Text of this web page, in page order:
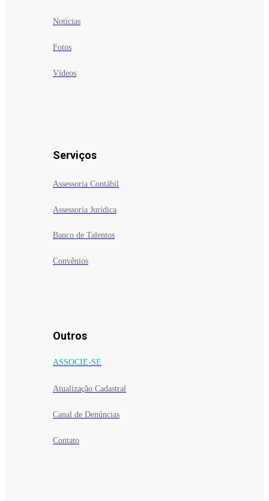
Notícias
Fotos
Vídeos
Serviços
Assessoria Contábil
Assessoria Jurídica
Banco de Talentos
Convênios
Outros
ASSOCIE-SE
Atualização Cadastral
Canal de Denúncias
Contato